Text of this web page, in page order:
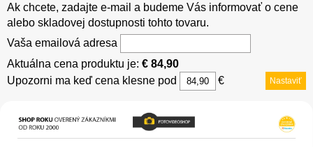
Ak chcete, zadajte e-mail a budeme Vás informovať o cene
alebo skladovej dostupnosti tohto tovaru.
Vaša emailová adresa
Aktuálna cena produktu je: € 84,90
Upozorni ma keď cena klesne pod
€ Nastaviť